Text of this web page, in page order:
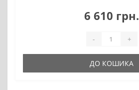
6 610 грн.
- +
ДО КОШИКА